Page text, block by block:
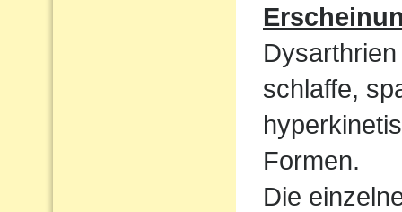
schlaffe,
Formen.
Die